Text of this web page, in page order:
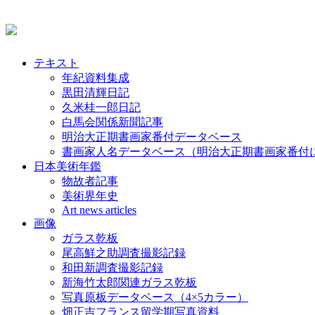
テキスト
年紀資料集成
黒田清輝日記
久米桂一郎日記
白馬会関係新聞記事
明治大正期書画家番付データベース
書画家人名データベース（明治大正期書画家番付
日本美術年鑑
物故者記事
美術界年史
Art news articles
画像
ガラス乾板
尾高鮮之助調査撮影記録
和田新調査撮影記録
新海竹太郎関連ガラス乾板
写真原板データベース（4×5カラー）
畑正吉フランス留学期写真資料